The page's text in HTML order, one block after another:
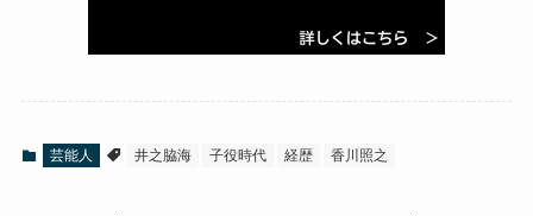
芸能人 井之脇海 子役時代 経歴 香川照之